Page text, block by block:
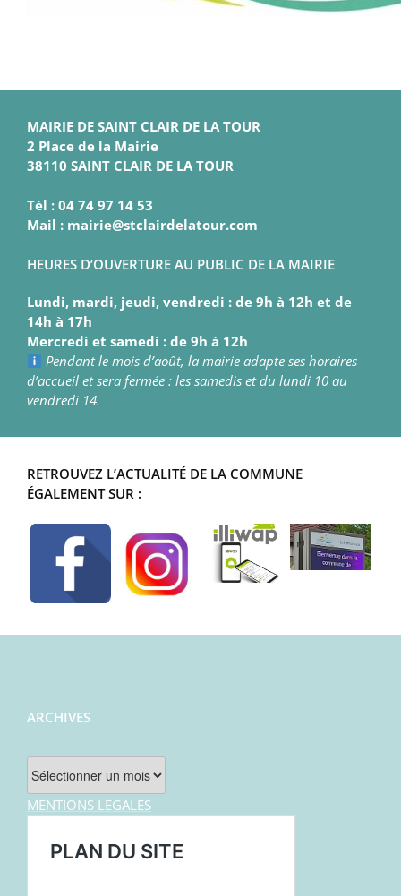
MAIRIE DE SAINT CLAIR DE LA TOUR
2 Place de la Mairie
38110 SAINT CLAIR DE LA TOUR
Tél : 04 74 97 14 53
Mail : mairie@stclairdelatour.com
HEURES D’OUVERTURE AU PUBLIC DE LA MAIRIE
Lundi, mardi, jeudi, vendredi : de 9h à 12h et de
14h à 17h
Mercredi et samedi : de 9h à 12h
Pendant le mois d’août, la mairie adapte ses horaires
d’accueil et sera fermée : les samedis et du lundi 10 au
vendredi 14.
RETROUVEZ L’ACTUALITÉ DE LA COMMUNE
ÉGALEMENT SUR :
ARCHIVES
Archives
MENTIONS LEGALES